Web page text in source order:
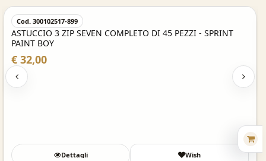
Cod. 300102517-899
ASTUCCIO 3 ZIP SEVEN COMPLETO DI 45 PEZZI - SPRINT
PAINT BOY
€ 32,00
Dettagli Wish